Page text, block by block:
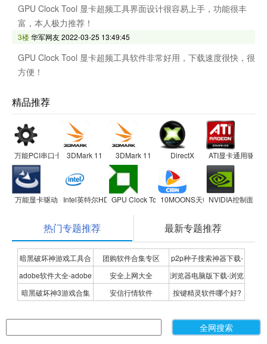
GPU Clock Tool 显卡超频工具界面设计很容易上手，功能很丰
富，本人极力推荐！
3楼华军网友2022-03-25 13:49:45
GPU Clock Tool 显卡超频工具软件非常好用，下载速度很快，很
方便！
精品推荐
万能PCI串口卡驱动3DMark 11 3DMark 11 DirectX ATI显卡通用驱动
万能显卡驱动 Intel英特尔HD Graphics集成显卡驱动
GPU Clock Tool 显卡超频工具10MOONS天敏电视卡系列驱动
NVIDIA控制面板
热门专题推荐 最新专题推荐
暗黑破坏神游戏工具合
集
团购软件合集专区
p2p种子搜索神器下载-
P2P种子搜索神器专题
adobe软件大全-adobe
全系列软件下载-adobe
安全上网大全
浏览器电脑版下载-浏览
器下载合集
暗黑破坏神3游戏合集 安信行情软件
按键精灵软件哪个好?